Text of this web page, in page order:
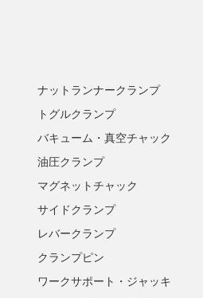
ナットランナークランプ
トグルクランプ
バキューム・真空チャック
油圧クランプ
マグネットチャック
サイドクランプ
レバークランプ
クランプピン
ワークサポート・ジャッキ